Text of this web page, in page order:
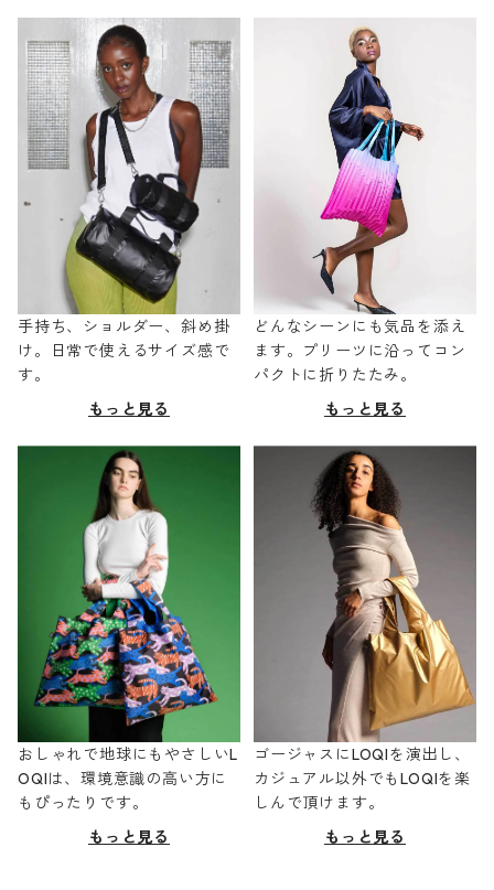
手持ち、ショルダー、斜め掛
け。日常で使えるサイズ感で
す。
もっと見る
どんなシーンにも気品を添え
ます。プリーツに沿ってコン
パクトに折りたたみ。
もっと見る
おしゃれで地球にもやさしいL
OQIは、環境意識の高い方に
もぴったりです。
もっと見る
ゴージャスにLOQIを演出し、
カジュアル以外でもLOQIを楽
しんで頂けます。
もっと見る